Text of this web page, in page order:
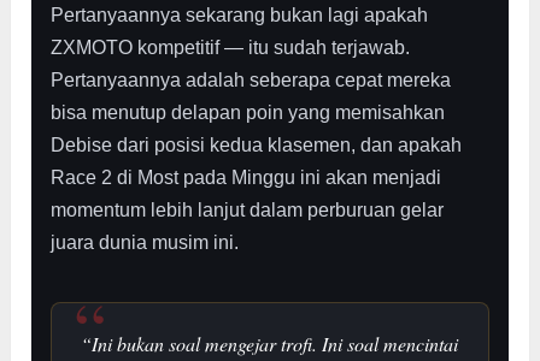
Pertanyaannya sekarang bukan lagi apakah
ZXMOTO kompetitif — itu sudah terjawab.
Pertanyaannya adalah seberapa cepat mereka
bisa menutup delapan poin yang memisahkan
Debise dari posisi kedua klasemen, dan apakah
Race 2 di Most pada Minggu ini akan menjadi
momentum lebih lanjut dalam perburuan gelar
juara dunia musim ini.
“Ini bukan soal mengejar trofi. Ini soal mencintai